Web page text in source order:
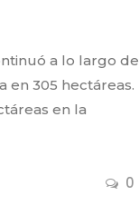
0
a lo largo de
en 305 hectáreas.
en la